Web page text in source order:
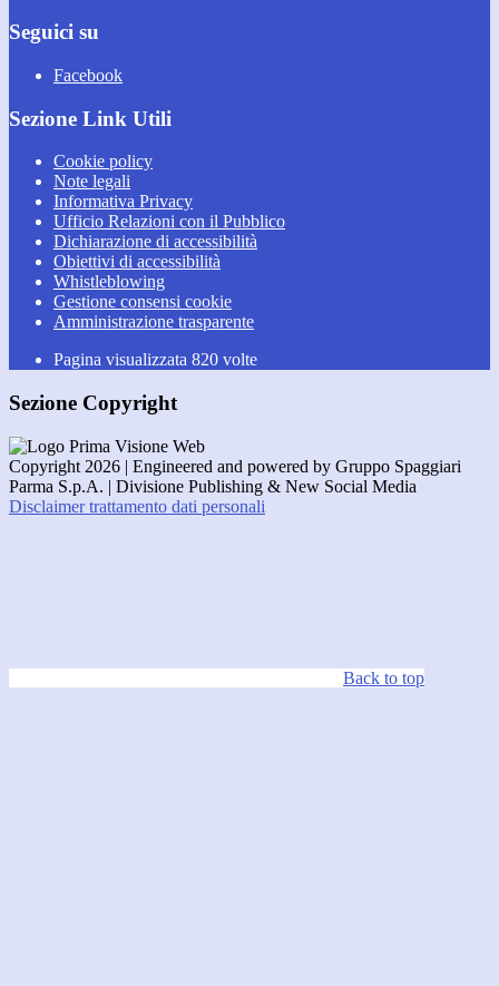
Seguici su
Facebook
Sezione Link Utili
Cookie policy
Note legali
Informativa Privacy
Ufficio Relazioni con il Pubblico
Dichiarazione di accessibilità
Obiettivi di accessibilità
Whistleblowing
Gestione consensi cookie
Amministrazione trasparente
Pagina visualizzata 820 volte
Sezione Copyright
Copyright 2026 | Engineered and powered by Gruppo Spaggiari
Parma S.p.A. | Divisione Publishing & New Social Media
Disclaimer trattamento dati personali
Back to top